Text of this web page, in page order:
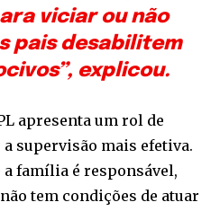
viciar ou não
pais desabilitem
explicou.
apresenta um rol de
supervisão mais efetiva.
família é responsável,
tem condições de atuar